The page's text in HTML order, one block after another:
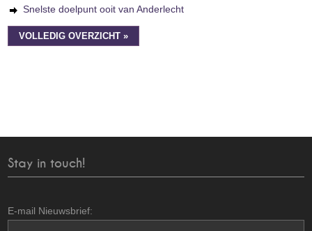
Snelste doelpunt ooit van Anderlecht
VOLLEDIG OVERZICHT »
Stay in touch!
E-mail Nieuwsbrief: